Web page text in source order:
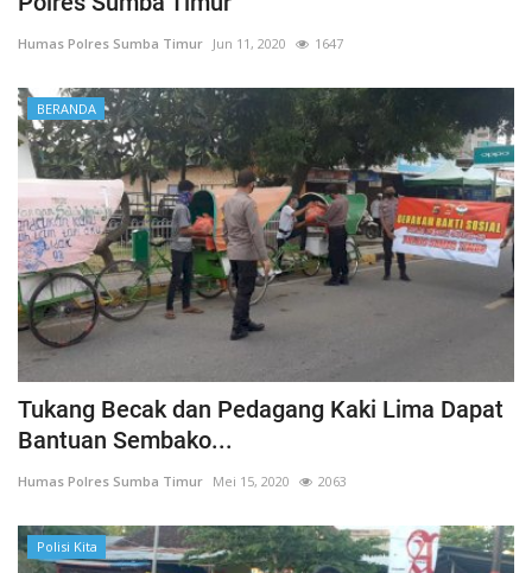
Humas Polres Sumba Timur Jun 11, 2020 1647
BERANDA
Tukang Becak dan Pedagang Kaki Lima Dapat
Bantuan Sembako...
Humas Polres Sumba Timur Mei 15, 2020 2063
Polisi Kita